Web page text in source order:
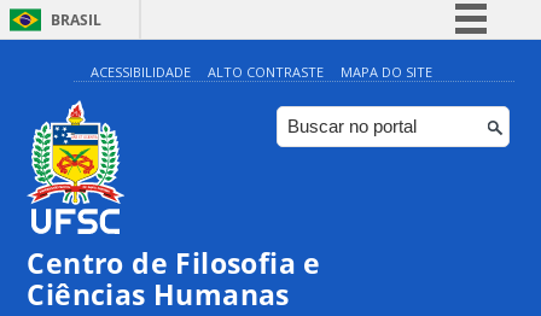
BRASIL
Simplifique!
Comunica BR
Participe
ACESSIBILIDADE ALTO CONTRASTE MAPA DO SITE
Centro de Filosofia e
Ciências Humanas